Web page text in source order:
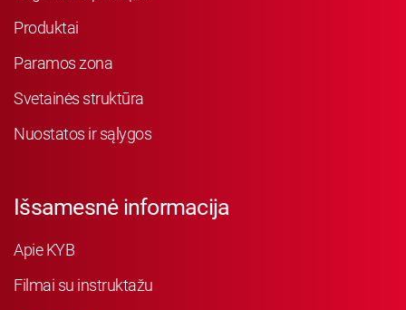
Produktai
Paramos zona
Svetainės struktūra
Nuostatos ir sąlygos
Išsamesnė informacija
Apie KYB
Filmai su instruktažu